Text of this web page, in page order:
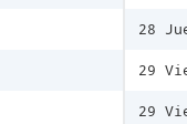
28
29
29